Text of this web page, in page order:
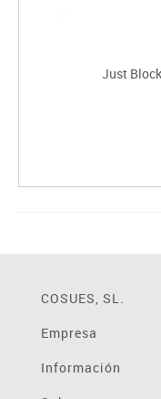
Just
COSUES, SL.
Empresa
Información